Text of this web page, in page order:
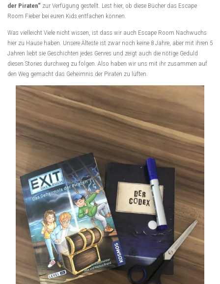
der Piraten“ zur Verfügung gestellt. Lest hier, ob diese Bücher das Escape
Room Fieber bei euren Kids entfachen können.
Was vielleicht Viele nicht wissen, ist dass wir auch Escape Room Nachwuchs
hier zu Hause haben. Unsere Älteste ist zwar noch keine 8 Jahre, aber mit ihren 5
Jahren liebt sie Geschichten jedes Genres und zeigt auch die nötige Geduld
diesen Stories durchweg zu folgen. Also haben wir uns mit ihr zusammen auf
den Weg gemacht das Geheimnis der Piraten zu lüften.